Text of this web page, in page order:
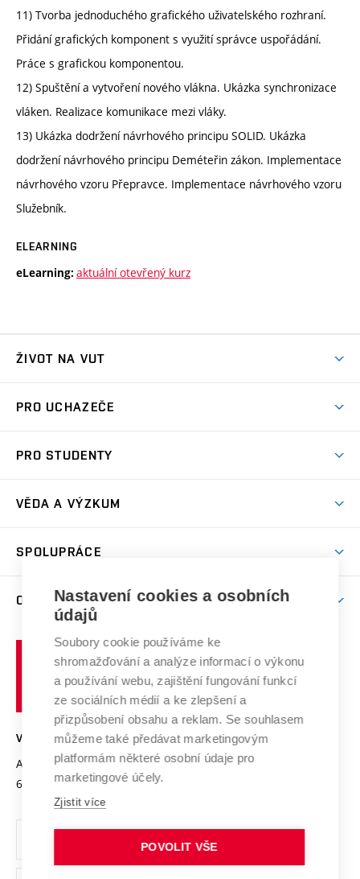
11) Tvorba jednoduchého grafického uživatelského rozhraní.
Přidání grafických komponent s využití správce uspořádání.
Práce s grafickou komponentou.
12) Spuštění a vytvoření nového vlákna. Ukázka synchronizace
vláken. Realizace komunikace mezi vláky.
13) Ukázka dodržení návrhového principu SOLID. Ukázka
dodržení návrhového principu Deméteřin zákon. Implementace
návrhového vzoru Přepravce. Implementace návrhového vzoru
Služebník.
ELEARNING
eLearning: aktuální otevřený kurz
ŽIVOT NA VUT
Koleje
Sport na VUT
PRO UCHAZEČE
Dny otevřených dveří
Celoživotní vzdělávání
E-přihláška
PRO STUDENTY
Harmonogram akademického roku
Závěrečné práce
Doktorské studium
Zpracování osobních údajů studentů
Sociální bezpečí
Studium bez bariér
Podpora podnikání
VĚDA A VÝZKUM
Mezinárodní vědecká rada
Systém zajišťování kvality výzkumu
Výzkumné infrastruktury
Transfer znalostí
Open Science
Projekty
Projekty ze strukturálních fondů
Specifický výzkum
SPOLUPRÁCE
Zahraniční spolupráce
Spolupráce se školami
Služby univerzity
Mezinárodní dohody
Univerzitní sítě
O UNIVERZITĚ
Profil univerzity
Udržitelná univerzita
Podnikavá univerzita / ContriBUTe
Bezpečná univerzita
Vyznamenání
Organizační struktura
Ochrana osobních údajů
učení
technické
VYSOKÉ UČENÍ TECHNICKÉ V BRNĚ
Antonínská 548/1
602 00 Brno
www.vut.cz
vut@vutbr.cz
Nastavení cookies a osobních
údajů
Soubory cookie používáme ke
shromažďování a analýze informací o výkonu
a používání webu, zajištění fungování funkcí
ze sociálních médií a ke zlepšení a
přizpůsobení obsahu a reklam. Se souhlasem
můžeme také předávat marketingovým
platformám některé osobní údaje pro
marketingové účely.
Zjistit více
POVOLIT VŠE